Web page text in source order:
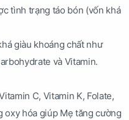
tình trạng táo bón (vốn khá
giàu khoáng chất như
và Vitamin.
C, Vitamin K, Folate,
oxy hóa giúp Mẹ tăng cường